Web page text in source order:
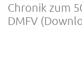
Chronik zum
DMFV